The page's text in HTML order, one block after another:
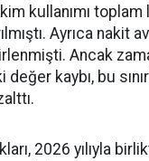
kullanımı
Ayrıca nakit
Ancak
değer kaybı, bu
2026 yılıyla